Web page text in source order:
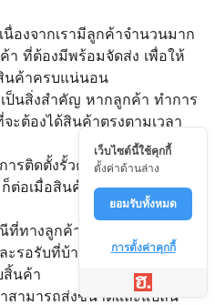
เนื่องจากเรามีลูกค้าจำนวนมาก
า ที่ต้องมีพร้อมจัดส่ง เพื่อให้
นค้าครบแน่นอน
เป็นสิ่งสำคัญ หากลูกค้า ทำการ
ะต้องได้สินค้าตรงตามเวลา
รติดตั้งรั้วคาวบอยนั้น ทางเรา
ก็ต่อเมื่อสินค้าถึงหน้างานแล้ว
ที่ทางลูกค้าต้องการติดตั้งเอง
รอรับที่บ้าน สามารถจ่ายเงิน
สิ้นค้า
สามารถส่งขนาดและแปลน
เว็บไซต์นี้ใช้คุกกี้
ตั้งค่าด้านล่าง
ยอมรับทั้งหมด
การตั้งค่าคุกกี้